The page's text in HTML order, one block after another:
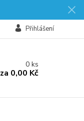
Přihlášení
0ks
za 0,00 Kč